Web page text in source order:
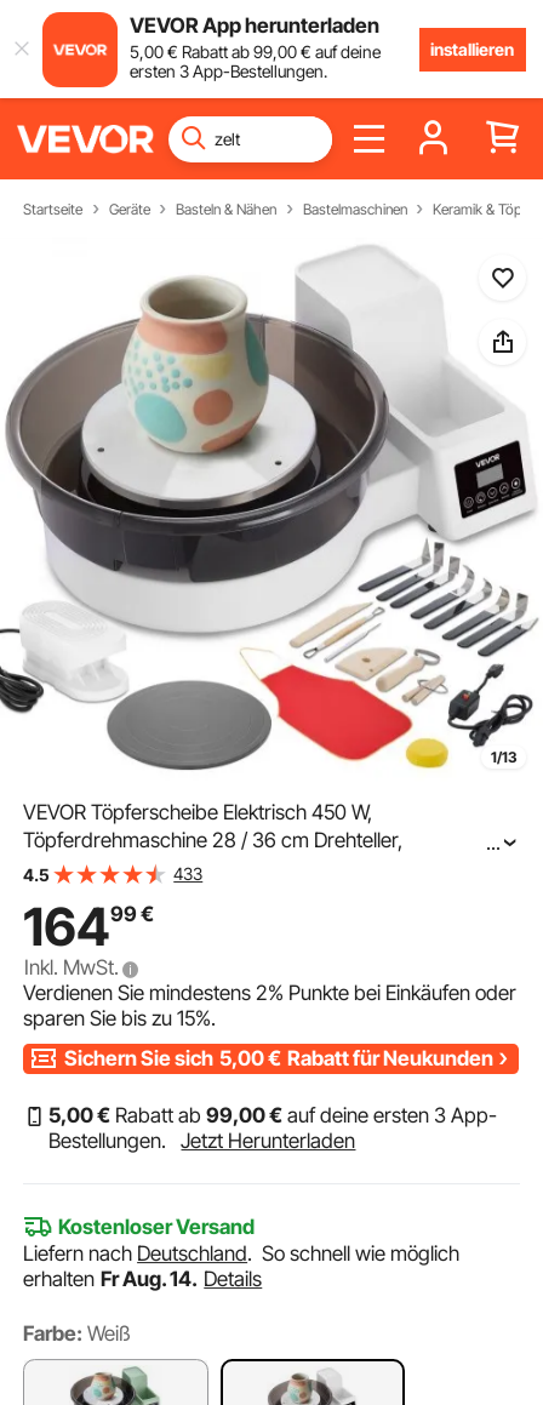
VEVOR App herunterladen
5,00€ Rabatt ab99,00€ auf deine
ersten 3 App-Bestellungen.
installieren
Startseite Geräte Basteln & Nähen Bastelmaschinen Keramik &
1/13
VEVOR Töpferscheibe Elektrisch 450 W,
Töpferdrehmaschine 28 / 36 cm Drehteller,
Keramikscheibe mit Fußpedal & 30–300 U/min
Anfänger DIY-Tonkunst, Weiß
...
4.5 433
16499€
Inkl. MwSt.
Verdienen Sie mindestens2% Punkte bei Einkäufen oder
sparen Sie bis zu15%.
Sichern Sie sich 5,00€ Rabatt für Neukunden
5,00€ Rabatt ab99,00€ auf deine ersten 3 App-
Bestellungen.
Jetzt Herunterladen
Kostenloser Versand
Liefern nach Deutschland.So schnell wie möglich
erhalten Fr Aug. 14. Details
Farbe: Weiß